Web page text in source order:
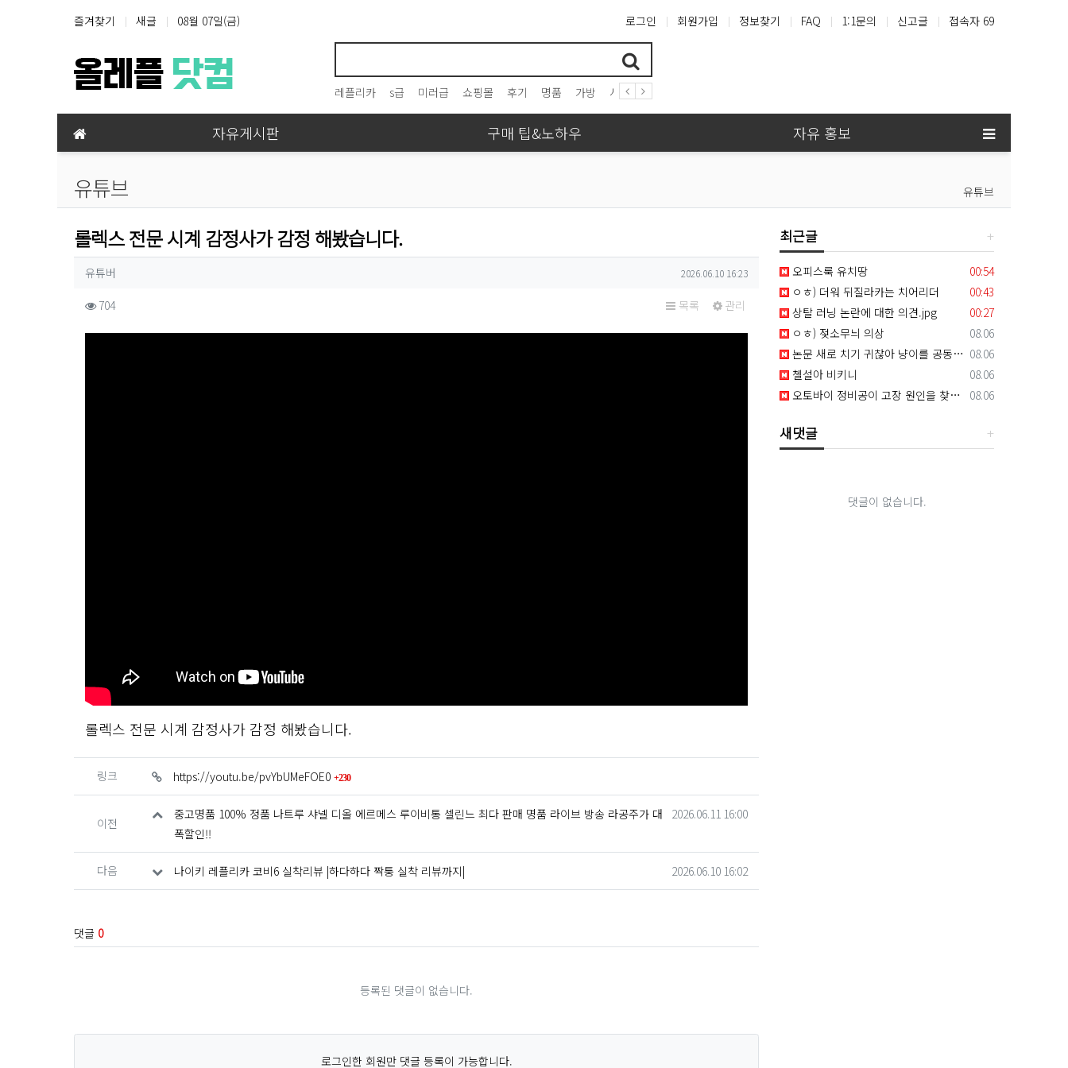
상단 네비
즐겨찾기 새글 08월 07일(금) 로그인 회원가입 정보찾기 FAQ 1:1문의 신고글 접속자 69
레플리카 s급 미러급 쇼핑몰 후기 명품 가방 시계 프라다
메인 메뉴 자유게시판 구매 팁&노하우 자유 홍보
유튜브 유튜브
롤렉스 전문 시계 감정사가 감정 해봤습니다.
작성자 정보
유튜버 작성일
2026.06.10 16:23
컨텐츠 정보
704조회 목록 관리
롤렉스 전문 시계 감정사가 감정 해봤습니다.
관련자료
링크 https://youtu.be/pvYbUMeFOE0 230회 연결
이전
중고명품 100% 정품 나트루 샤넬 디올 에르메스 루이비통 셀린느 최다 판매 명품 라이브 방송 라공주가 대
폭할인!!
작성일
2026.06.11 16:00
다음 나이키 레플리카 코비6 실착리뷰 |하다하다 짝퉁 실착 리뷰까지| 작성일
2026.06.10 16:02
댓글 0
등록된 댓글이 없습니다.
로그인한 회원만 댓글 등록이 가능합니다.
최근글
등록일
00:54
오피스룩 유치땅
등록일
00:43
ㅇㅎ) 더워 뒤질라카는 치어리더
등록일
00:27
상탈 러닝 논란에 대한 의견.jpg
등록일
08.06
ㅇㅎ) 젖소무늬 의상
등록일
08.06
논문 새로 치기 귀찮아 냥이를 공동저자로 올린 교수 썰
등록일
08.06
첼설아 비키니
등록일
08.06
오토바이 정비공이 고장 원인을 찾아냄
새댓글
댓글이 없습니다.